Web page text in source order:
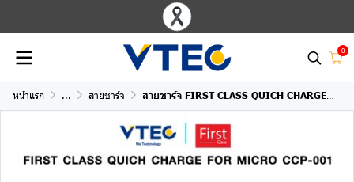
0
หน้าแรก ... สายชาร์จ สายชาร์จ FIRST CLASS QUICH CHARGE FOR MICRO CCP-001